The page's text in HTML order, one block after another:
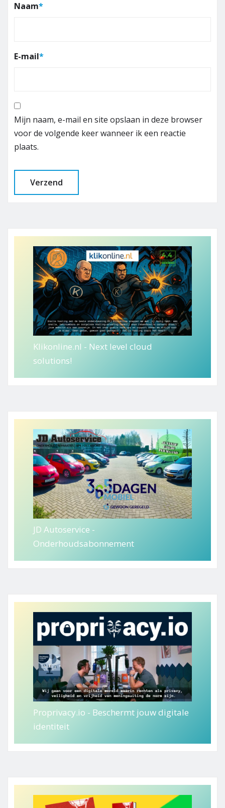
Naam*
E-mail*
Mijn naam, e-mail en site opslaan in deze browser
voor de volgende keer wanneer ik een reactie
plaats.
Klikonline.nl - Next level cloud
solutions!
JD Autoservice -
Onderhoudsabonnement
Proprivacy.io - Beschermt jouw digitale
identiteit